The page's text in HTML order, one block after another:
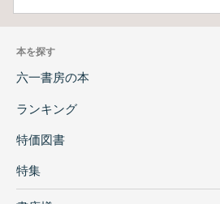
本を探す
六一書房の本
ランキング
特価図書
特集